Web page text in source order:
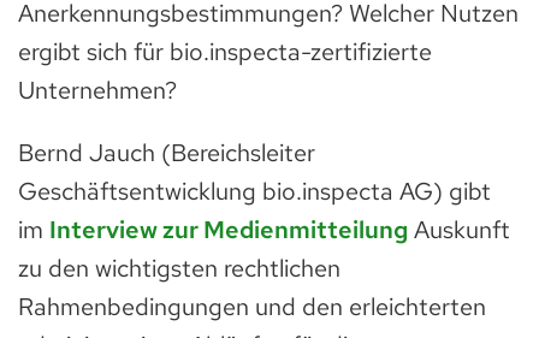
Anerkennungsbestimmungen? Welcher Nutzen
ergibt sich für bio.inspecta-zertifizierte
Unternehmen?
Bernd Jauch (Bereichsleiter
Geschäftsentwicklung bio.inspecta AG) gibt
im Interview zur Medienmitteilung Auskunft
zu den wichtigsten rechtlichen
Rahmenbedingungen und den erleichterten